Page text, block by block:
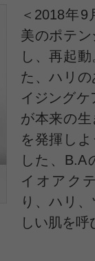
コミを見る
を書いて
投稿する
ージの「購
＜2018年
美のポテ
し、再起
た、ハリ
イジング
が本来の
を発揮し
した、B.A
イオアク
り、ハリ
しい肌を